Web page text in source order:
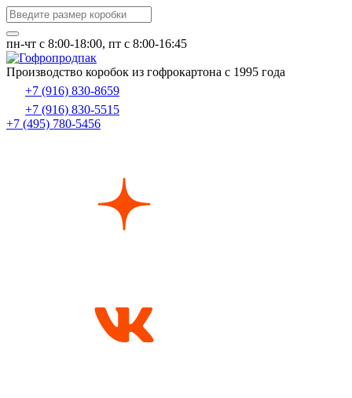
пн-чт c 8:00-18:00, пт с 8:00-16:45
Производство коробок из гофрокартона с 1995 года
+7 (916) 830-8659
+7 (916) 830-5515
+7 (495) 780-5456